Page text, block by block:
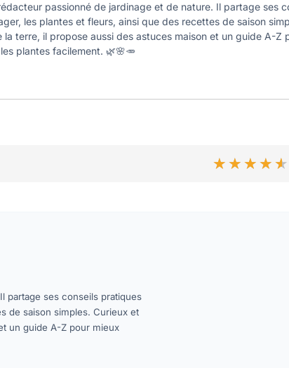
passionné de jardinage et de nature. Il partage ses
les plantes et fleurs, ainsi que des recettes de saison
la terre, il propose aussi des astuces maison et un guide A-Z
plantes facilement. 🌿🌸🥕
★★★★★
★★★★★
partage ses conseils pratiques
de saison simples. Curieux et
un guide A-Z pour mieux